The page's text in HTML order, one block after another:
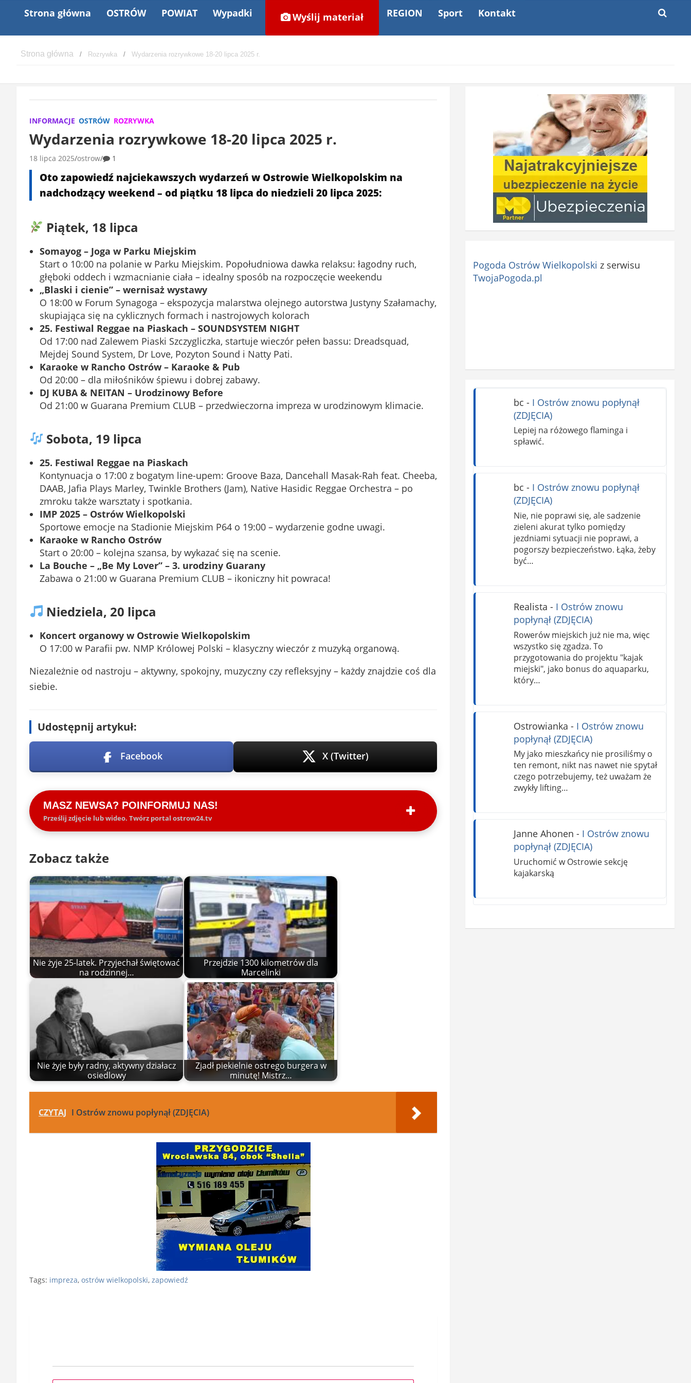
Strona główna OSTRÓW POWIAT Wypadki Wyślij materiał REGION Sport Kontakt
Rozrywka Wydarzenia rozrywkowe 18-20 lipca 2025 r.
INFORMACJE OSTRÓW ROZRYWKA
Wydarzenia rozrywkowe 18-20 lipca 2025 r.
18 lipca 2025 ostrow 1
Oto zapowiedź najciekawszych wydarzeń w Ostrowie Wielkopolskim na
nadchodzący weekend – od piątku 18 lipca do niedzieli 20 lipca 2025:
Piątek, 18 lipca
Somayog – Joga w Parku Miejskim
Start o 10:00 na polanie w Parku Miejskim. Popołudniowa dawka relaksu: łagodny ruch,
głęboki oddech i wzmacnianie ciała – idealny sposób na rozpoczęcie weekendu
„Blaski i cienie” – wernisaż wystawy
O 18:00 w Forum Synagoga – ekspozycja malarstwa olejnego autorstwa Justyny Szałamachy,
skupiająca się na cyklicznych formach i nastrojowych kolorach
25. Festiwal Reggae na Piaskach – SOUNDSYSTEM NIGHT
Od 17:00 nad Zalewem Piaski Szczygliczka, startuje wieczór pełen bassu: Dreadsquad,
Mejdej Sound System, Dr Love, Pozyton Sound i Natty Pati.
Karaoke w Rancho Ostrów – Karaoke & Pub
Od 20:00 – dla miłośników śpiewu i dobrej zabawy.
DJ KUBA & NEITAN – Urodzinowy Before
Od 21:00 w Guarana Premium CLUB – przedwieczorna impreza w urodzinowym klimacie.
Sobota, 19 lipca
25. Festiwal Reggae na Piaskach
Kontynuacja o 17:00 z bogatym line-upem: Groove Baza, Dancehall Masak-Rah feat. Cheeba,
DAAB, Jafia Plays Marley, Twinkle Brothers (Jam), Native Hasidic Reggae Orchestra – po
zmroku także warsztaty i spotkania.
IMP 2025 – Ostrów Wielkopolski
Sportowe emocje na Stadionie Miejskim P64 o 19:00 – wydarzenie godne uwagi.
Karaoke w Rancho Ostrów
Start o 20:00 – kolejna szansa, by wykazać się na scenie.
La Bouche – „Be My Lover” – 3. urodziny Guarany
Zabawa o 21:00 w Guarana Premium CLUB – ikoniczny hit powraca!
Niedziela, 20 lipca
Koncert organowy w Ostrowie Wielkopolskim
O 17:00 w Parafii pw. NMP Królowej Polski – klasyczny wieczór z muzyką organową.
Niezależnie od nastroju – aktywny, spokojny, muzyczny czy refleksyjny – każdy znajdzie coś dla
siebie.
Udostępnij artykuł:
Facebook X (Twitter)
MASZ NEWSA? POINFORMUJ NAS!
Prześlij zdjęcie lub wideo. Twórz portal ostrow24.tv
Zobacz także
Nie żyje 25-latek. Przyjechał świętować
na rodzinnej…
Przejdzie 1300 kilometrów dla
Marcelinki
Nie żyje były radny, aktywny działacz
osiedlowy
Zjadł piekielnie ostrego burgera w
minutę! Mistrz…
CZYTAJ I Ostrów znowu popłynął (ZDJĘCIA)
Tags: impreza, ostrów wielkopolski, zapowiedź
Pogoda Ostrów Wielkopolski z serwisu
TwojaPogoda.pl
bc - I Ostrów znowu popłynął
(ZDJĘCIA)
Lepiej na różowego flaminga i
spławić.
bc - I Ostrów znowu popłynął
(ZDJĘCIA)
Nie, nie poprawi się, ale sadzenie
zieleni akurat tylko pomiędzy
jezdniami sytuacji nie poprawi, a
pogorszy bezpieczeństwo. Łąka, żeby
być…
Realista - I Ostrów znowu
popłynął (ZDJĘCIA)
Rowerów miejskich już nie ma, więc
wszystko się zgadza. To
przygotowania do projektu "kajak
miejski", jako bonus do aquaparku,
który…
Ostrowianka - I Ostrów znowu
popłynął (ZDJĘCIA)
My jako mieszkańcy nie prosiliśmy o
ten remont, nikt nas nawet nie spytał
czego potrzebujemy, też uważam że
zwykły lifting…
Janne Ahonen - I Ostrów znowu
popłynął (ZDJĘCIA)
Uruchomić w Ostrowie sekcję
kajakarską